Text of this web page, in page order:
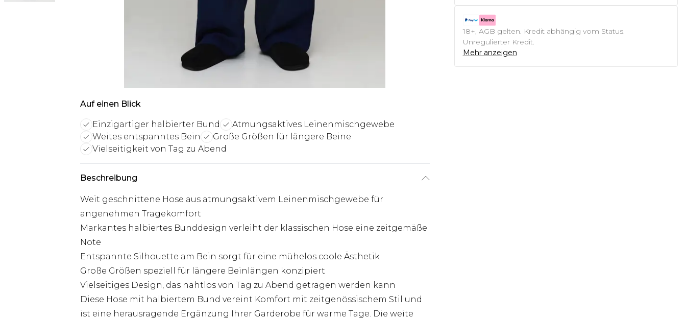
Auf einen Blick
Einzigartiger halbierter Bund
Atmungsaktives Leinenmischgewebe
Weites entspanntes Bein
Große Größen für längere Beine
Vielseitigkeit von Tag zu Abend
Beschreibung
Weit geschnittene Hose aus atmungsaktivem Leinenmischgewebe für
angenehmen Tragekomfort
Markantes halbiertes Bunddesign verleiht der klassischen Hose eine zeitgemäße
Note
Entspannte Silhouette am Bein sorgt für eine mühelos coole Ästhetik
Große Größen speziell für längere Beinlängen konzipiert
Vielseitiges Design, das nahtlos von Tag zu Abend getragen werden kann
Diese Hose mit halbiertem Bund vereint Komfort mit zeitgenössischem Stil und
ist eine herausragende Ergänzung Ihrer Garderobe für warme Tage. Die weite
18+, AGB gelten. Kredit abhängig vom Status.
Unregulierter Kredit.
Mehr anzeigen